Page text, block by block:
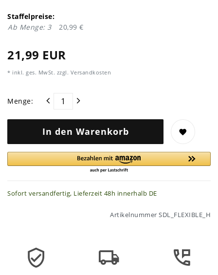
Staffelpreise:
Ab Menge: 3
20,99 €
21,99 EUR
* inkl. ges. MwSt. zzgl. Versandkosten
Menge:
In den Warenkorb
Sofort versandfertig, Lieferzeit 48h innerhalb DE
Artikelnummer SDL_FLEXIBLE_H